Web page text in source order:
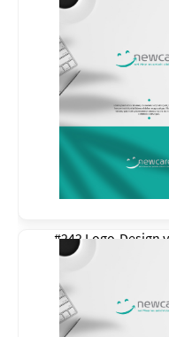
#242 Logo-Design